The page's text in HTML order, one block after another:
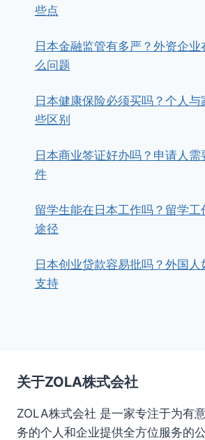
些点
日本金融监管有多严？外资企
么问题
日本健康保险必须买吗？个人
些区别
日本商业签证好办吗？申请人
件
留学生能在日本工作吗？留学
途径
日本创业贷款容易批吗？外国
支持
关于ZOLA株式会社
ZOLA株式会社 是一家专注于为有
务的个人和企业提供全方位服务的